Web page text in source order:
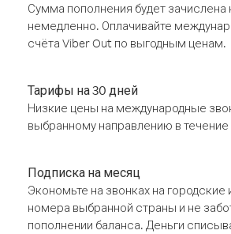
Сумма пополнения будет зачислена
немедленно. Оплачивайте
счёта Viber Out по выгодным ценам.
Тарифы на 30 дней
Низкие цены на международные
выбранному направлению в течение
Подписка на месяц
Экономьте на звонках на
номера выбранной страны и не
пополнении баланса. Деньги